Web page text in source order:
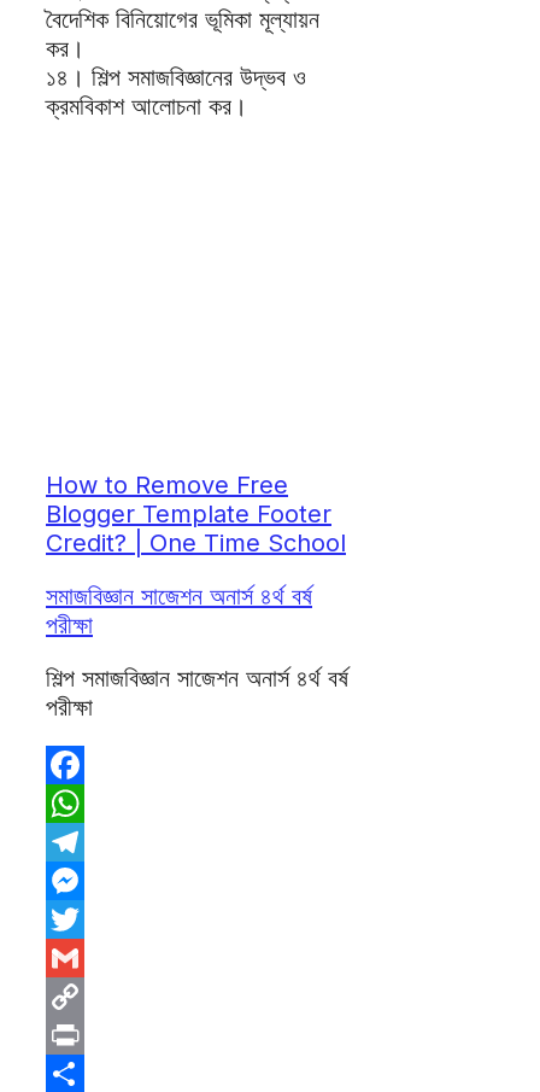
বৈদেশিক বিনিয়োগের ভূমিকা মূল্যায়ন
কর।
১৪। শিল্প সমাজবিজ্ঞানের উদ্ভব ও
ক্রমবিকাশ আলোচনা কর।
How to Remove Free
Blogger Template Footer
Credit? | One Time School
সমাজবিজ্ঞান সাজেশন অনার্স ৪র্থ বর্ষ
পরীক্ষা
শিল্প সমাজবিজ্ঞান সাজেশন অনার্স ৪র্থ বর্ষ
পরীক্ষা
Facebook
WhatsApp
Telegram
Messenger
Twitter
Gmail
Copy
Link
Print